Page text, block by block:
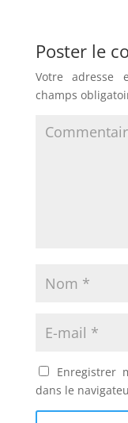
Poster le
Votre adresse
champs
Enregistrer
dans le